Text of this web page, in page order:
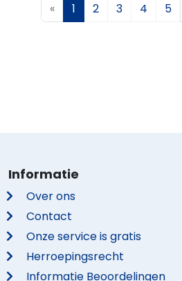
« 1 2 3 4 5
Informatie
Over ons
Contact
Onze service is gratis
Herroepingsrecht
Informatie Beoordelingen